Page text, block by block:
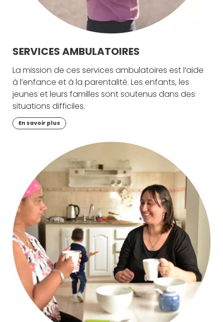
SERVICES AMBULATOIRES
La mission de ces services ambulatoires est l’aide
à l’enfance et à la parentalité. Les enfants, les
jeunes et leurs familles sont soutenus dans des
situations difficiles.
En savoir plus